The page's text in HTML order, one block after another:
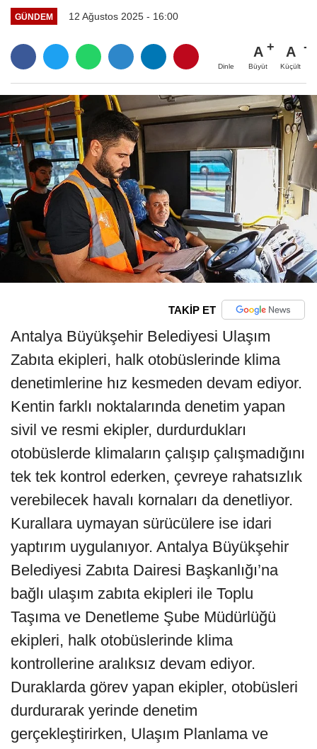
GÜNDEM 12 Ağustos 2025 - 16:00
Dinle
A
Büyüt
A
Küçült
TAKİP ET
Antalya Büyükşehir Belediyesi Ulaşım
Zabıta ekipleri, halk otobüslerinde klima
denetimlerine hız kesmeden devam ediyor.
Kentin farklı noktalarında denetim yapan
sivil ve resmi ekipler, durdurdukları
otobüslerde klimaların çalışıp çalışmadığını
tek tek kontrol ederken, çevreye rahatsızlık
verebilecek havalı kornaları da denetliyor.
Kurallara uymayan sürücülere ise idari
yaptırım uygulanıyor. Antalya Büyükşehir
Belediyesi Zabıta Dairesi Başkanlığı’na
bağlı ulaşım zabıta ekipleri ile Toplu
Taşıma ve Denetleme Şube Müdürlüğü
ekipleri, halk otobüslerinde klima
kontrollerine aralıksız devam ediyor.
Duraklarda görev yapan ekipler, otobüsleri
durdurarak yerinde denetim
gerçekleştirirken, Ulaşım Planlama ve